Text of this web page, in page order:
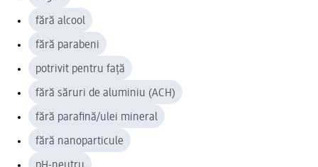
fără alcool
fără parabeni
potrivit pentru față
fără săruri de aluminiu (ACH)
fără parafină/ulei mineral
fără nanoparticule